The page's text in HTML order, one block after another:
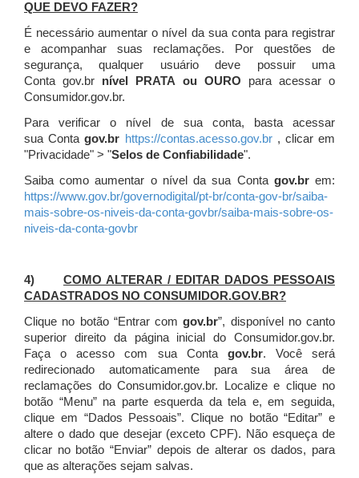
QUE DEVO FAZER?
É necessário aumentar o nível da sua conta para registrar
e acompanhar suas reclamações. Por questões de
segurança, qualquer usuário deve possuir uma
Conta gov.br nível PRATA ou OURO para acessar o
Consumidor.gov.br.
Para verificar o nível de sua conta, basta acessar
sua Contagov.br https://contas.acesso.gov.br, clicar em
"Privacidade" > "Selos de Confiabilidade".
Saiba como aumentar o nível da sua Conta gov.brem:
https://www.gov.br/governodigital/pt-br/conta-gov-br/saiba-
mais-sobre-os-niveis-da-conta-govbr/saiba-mais-sobre-os-
niveis-da-conta-govbr
4) COMO ALTERAR / EDITAR DADOS PESSOAIS
CADASTRADOS NO CONSUMIDOR.GOV.BR?
Clique no botão “Entrar comgov.br”, disponível no canto
superior direito da página inicial do Consumidor.gov.br.
Faça o acesso com sua Conta gov.br. Você será
redirecionado automaticamente para sua área de
reclamações do Consumidor.gov.br.
Localize e clique no
botão “Menu” na parte esquerda da tela e, em seguida,
clique em “Dados Pessoais”. Clique no botão “Editar” e
altere o dado que desejar (exceto CPF). Não esqueça de
clicar no botão “Enviar” depois de alterar os dados, para
que as alterações sejam salvas.